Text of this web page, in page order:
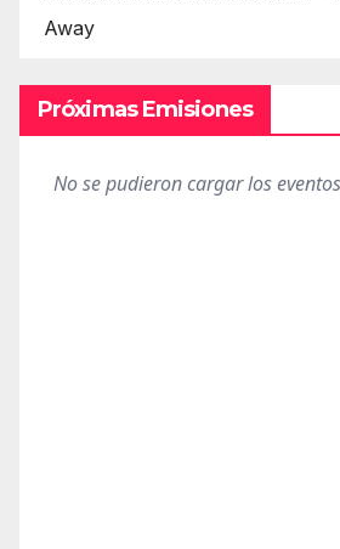
Away
Próximas Emisiones